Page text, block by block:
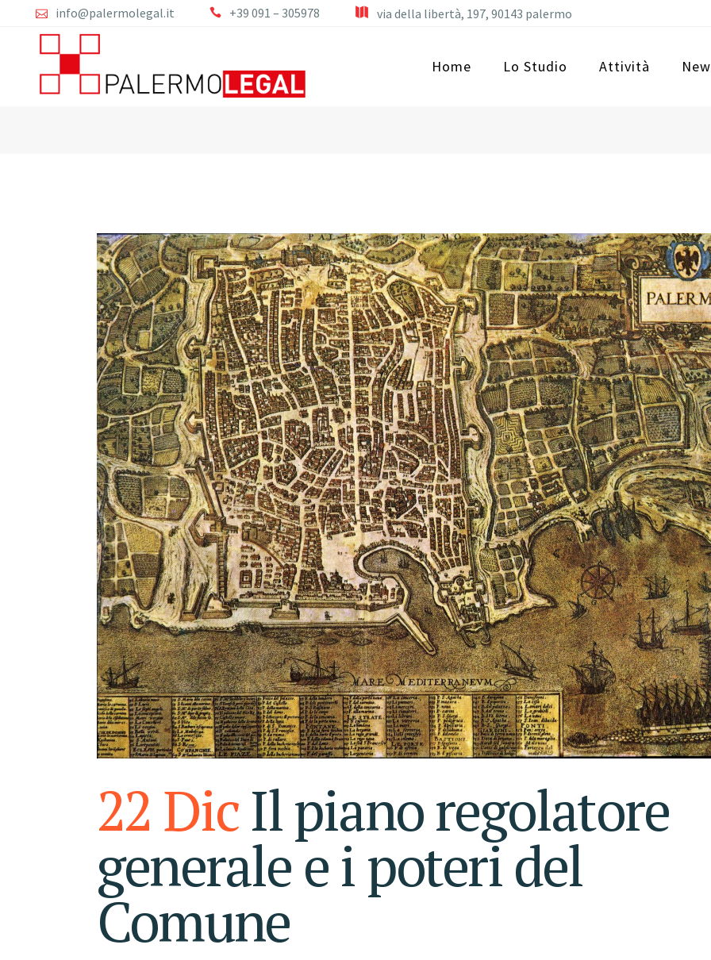
info@palermolegal.it +39 091 – 305978 via della libertà, 197, 90143 palermo
Home Lo Studio Attività
22 DicIl piano regolatore
generale e i poteri del
Comune